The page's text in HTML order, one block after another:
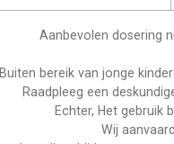
Aanbevolen dosering
Buiten bereik van jonge
Raadpleeg een
Echter, Het gebruik
Wij